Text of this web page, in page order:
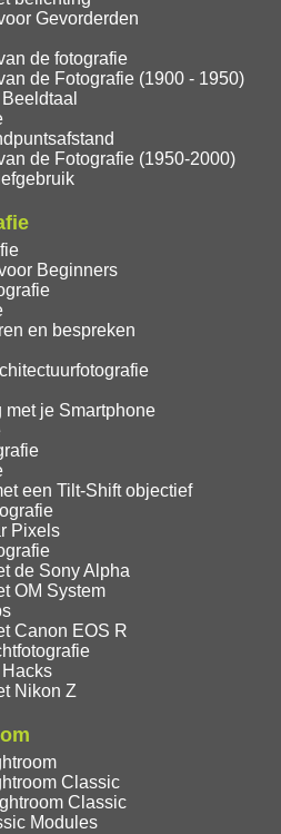
Gevorderden
de fotografie
de Fotografie (1900 - 1950)
de Fotografie (1950-2000)
Beginners
en bespreken
je Smartphone
een Tilt-Shift objectief
Pixels
de Sony Alpha
OM System
Canon EOS R
Nikon Z
Classic
Classic
Modules